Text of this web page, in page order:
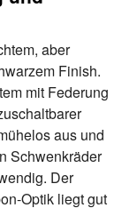
aber
Finish.
mit Federung
aus und
Schwenkräder
Der
Optik liegt gut